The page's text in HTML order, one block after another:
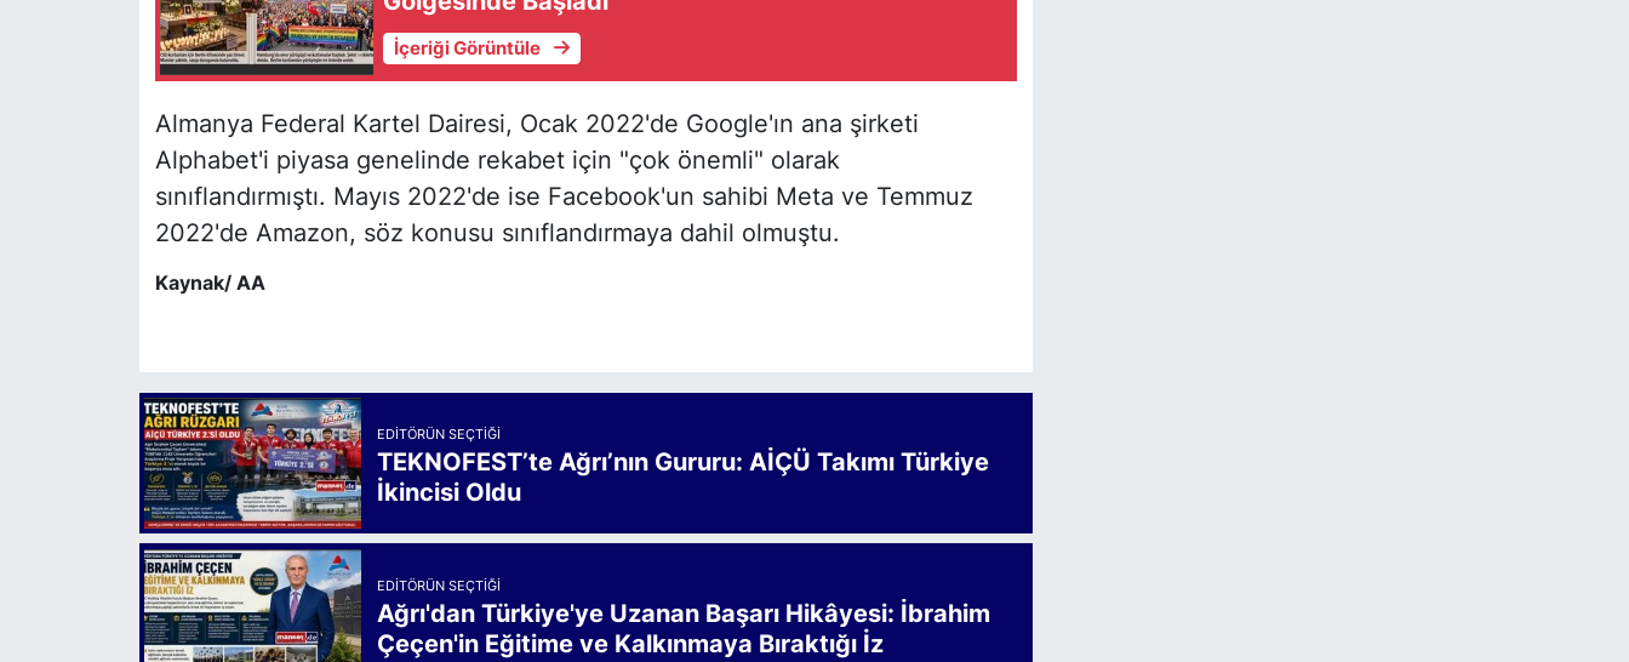
İçeriği Görüntüle
Almanya Federal Kartel Dairesi, Ocak 2022'de Google'ın ana şirketi
Alphabet'i piyasa genelinde rekabet için "çok önemli" olarak
sınıflandırmıştı. Mayıs 2022'de ise Facebook'un sahibi Meta ve Temmuz
2022'de Amazon, söz konusu sınıflandırmaya dahil olmuştu.
Kaynak/ AA
EDITÖRÜN SEÇTIĞI
TEKNOFEST’te Ağrı’nın Gururu: AİÇÜ Takımı Türkiye
İkincisi Oldu
EDITÖRÜN SEÇTIĞI
Ağrı'dan Türkiye'ye Uzanan Başarı Hikâyesi: İbrahim
Çeçen'in Eğitime ve Kalkınmaya Bıraktığı İz